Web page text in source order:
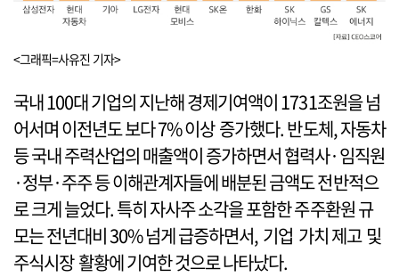
<그래픽=사유진 기자>
국내 100대 기업의 지난해 경제기여액이 1731조원을 넘
어서며 이전년도 보다 7% 이상 증가했다. 반도체, 자동차
등 국내 주력산업의 매출액이 증가하면서 협력사·임직원
·정부·주주 등 이해관계자들에 배분된 금액도 전반적으
로 크게 늘었다. 특히 자사주 소각을 포함한 주주환원 규
모는 전년대비 30% 넘게 급증하면서, 기업 가치 제고 및
주식시장 활황에 기여한 것으로 나타났다.